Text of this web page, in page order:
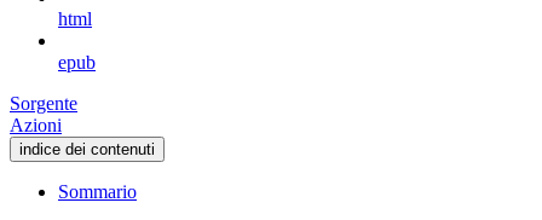
html
epub
Sorgente
Azioni
indice dei contenuti
Sommario